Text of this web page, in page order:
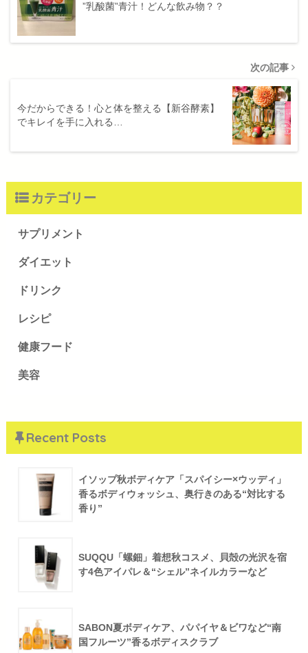
”乳酸菌”青汁！どんな飲み物？？
次の記事
今だからできる！心と体を整える【新谷酵素】
でキレイを手に入れる…
カテゴリー
サプリメント
ダイエット
ドリンク
レシピ
健康フード
美容
Recent Posts
イソップ秋ボディケア「スパイシー×ウッディ」
香るボディウォッシュ、奥行きのある“対比する
香り”
SUQQU「螺鈿」着想秋コスメ、貝殻の光沢を宿
す4色アイパレ＆“シェル”ネイルカラーなど
SABON夏ボディケア、パパイヤ＆ビワなど“南
国フルーツ”香るボディスクラブ